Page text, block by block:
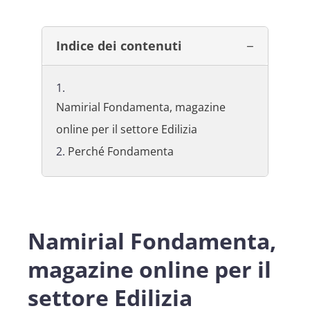
Indice dei contenuti
Namirial Fondamenta, magazine
online per il settore Edilizia
Perché Fondamenta
Namirial Fondamenta,
magazine online per il
settore Edilizia